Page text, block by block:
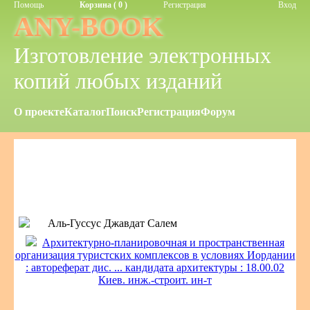
Помощь Корзина ( 0 ) Регистрация Вход
ANY-BOOK
Изготовление электронных
копий любых изданий
О проектеКаталогПоискРегистрацияФорум
Аль-Гуссус Джавдат Салем
Архитектурно-планировочная и пространственная
организация туристских комплексов в условиях Иордании
: автореферат дис. ... кандидата архитектуры : 18.00.02
Киев. инж.-строит. ин-т